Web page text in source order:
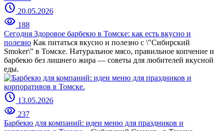
schedule 20.05.2026
visibility 188
Сегодня Здоровое барбекю в Томске: как есть вкусно и
полезно Как питаться вкусно и полезно с \"Сибирский
Smoker\" в Томске. Натуральное мясо, правильное копчение и
барбекю без лишнего жира — советы для любителей вкусной
еды.
schedule 13.05.2026
visibility 237
Барбекю для компаний: идеи меню для праздников и